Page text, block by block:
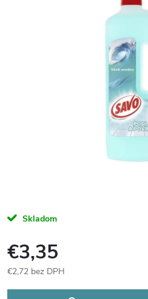
Skladom
€3,35
€2,72 bez DPH